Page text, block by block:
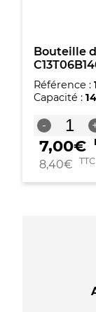
Bouteille
Référence :
Capacité :
-
de
d'encre
Epson
7,00€
8,40€ TTC